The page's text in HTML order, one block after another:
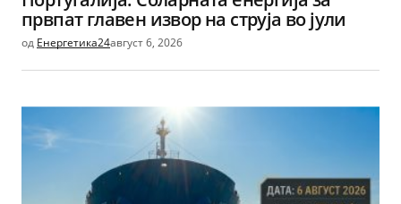
првпат главен извор на струја во јули
од Енергетика24август 6, 2026